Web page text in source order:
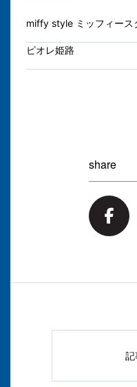
miffy style ミッフィー
ピオレ姫路
share